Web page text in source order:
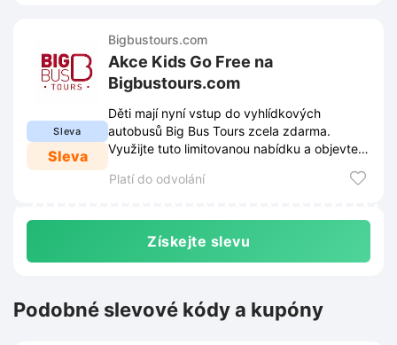
Sleva
Sleva
Bigbustours.com
Akce Kids Go Free na
Bigbustours.com
Děti mají nyní vstup do vyhlídkových
autobusů Big Bus Tours zcela zdarma.
Využijte tuto limitovanou nabídku a objevte
Platí do odvolání
Získejte slevu
Podobné slevové kódy a kupóny